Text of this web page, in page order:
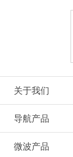
关于我们
导航产品
微波产品